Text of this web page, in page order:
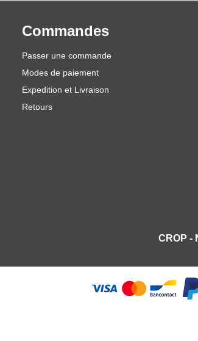
Commandes
Passer une commande
Modes de paiement
Expedition et Livraison
Retours
CROP -